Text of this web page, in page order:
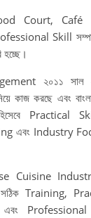
Court, Café
Skill সম্পন্ন
২০১১ সাল
করছে এবং
হিসেবে Practical
এবং Industry
Cuisine
সঠিক Training,